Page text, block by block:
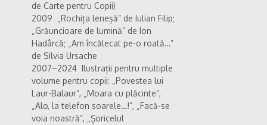
de Carte pentru Copii)
2009 „Rochița leneșă” de Iulian Filip;
„Grăuncioare de lumină” de Ion
Hadârcă; „Am încălecat pe-o roată…”
de Silvia Ursache
2007–2024 Ilustrații pentru multiple
volume pentru copii: „Povestea lui
Laur-Balaur”, „Moara cu plăcinte”,
„Alo, la telefon soarele…!”, „Facă-se
voia noastră”, „Șoricelul